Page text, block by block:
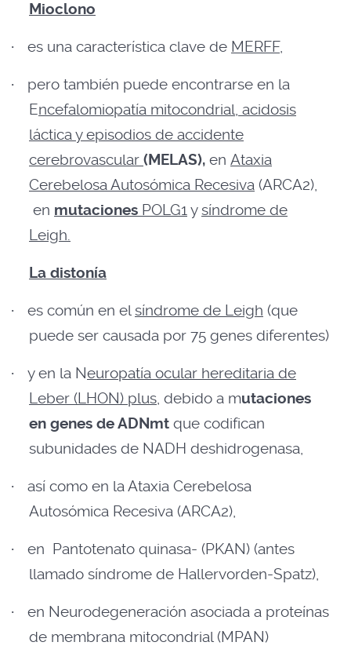
Mioclono
· es una característica clave de MERFF,
·
pero también puede encontrarse en la
Encefalomiopatía mitocondrial, acidosis
láctica y episodios de accidente
cerebrovascular (MELAS), en Ataxia
Cerebelosa Autosómica Recesiva (ARCA2),
en mutaciones POLG1ysíndrome de
Leigh.
La distonía
· es común en elsíndrome de Leigh (que
puede ser causada por 75 genes diferentes)
· y en la Neuropatía ocular hereditaria de
Leber (LHON) plus, debido a mutaciones
en genes de ADNmt que codifican
subunidades de NADH deshidrogenasa,
·
así como en la Ataxia Cerebelosa
Autosómica Recesiva (ARCA2),
·
en Pantotenato quinasa- (PKAN) (antes
llamado síndrome de Hallervorden-Spatz),
·
en Neurodegeneración asociada a proteínas
de membrana mitocondrial (MPAN)